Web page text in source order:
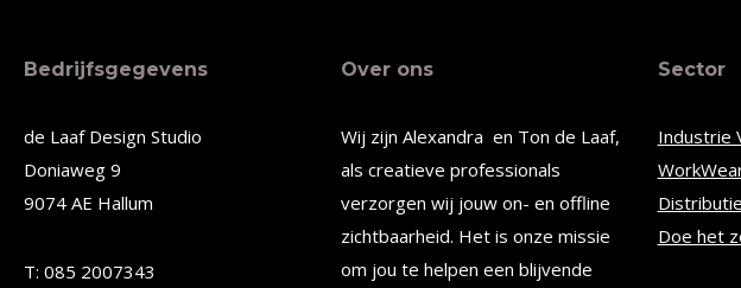
variaties.
optie
worden
optie
gekozen
worden
Bedrijfsgegevens
de Laaf Design Studio
Doniaweg 9
9074 AE Hallum
T: 085 2007343
Over ons
Wij zijn Alexandra en Ton de Laaf,
als creatieve professionals
verzorgen wij jouw on- en offline
zichtbaarheid. Het is onze missie
om jou te helpen een blijvende
Sector
Industrie
Doe het